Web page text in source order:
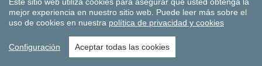
transformación
innovación desarrollo
legislación cooperativa España
Unión Europea reservas
mejor experiencia en nuestro sitio web. Puede leer más sobre el
uso de cookies en nuestra política de privacidad y cookies
Configuración Aceptar todas las cookies